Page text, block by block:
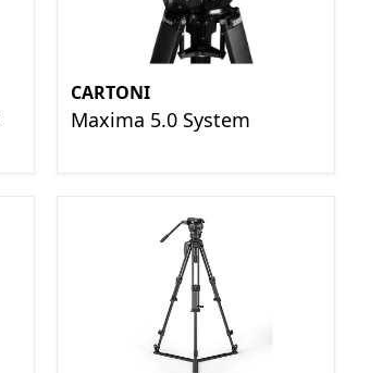
CARTONI
Maxima 5.0 System